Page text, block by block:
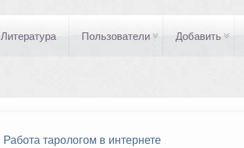
Литература Пользователи Добавить
Работа тарологом в интернете